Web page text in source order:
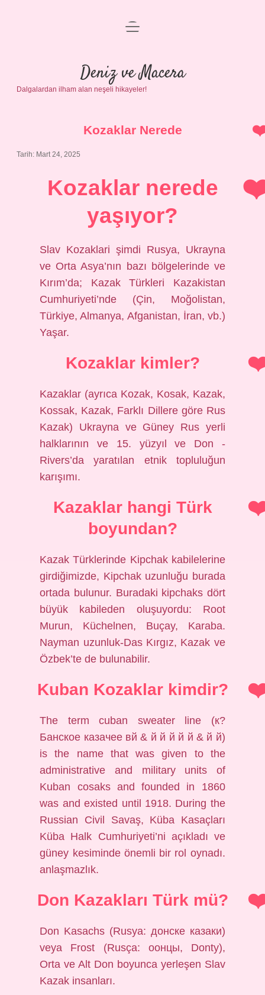
Anasayfa
Gizlilik Politikası
Yasal Uyarı
menüyü
Deniz ve Macera
Dalgalardan ilham alan neşeli hikayeler!
Kozaklar Nerede
Tarih: Mart 24, 2025
Kozaklar nerede
yaşıyor?
Slav Kozaklari şimdi Rusya, Ukrayna
ve Orta Asya’nın bazı bölgelerinde ve
Kırım’da; Kazak Türkleri Kazakistan
Cumhuriyeti’nde (Çin, Moğolistan,
Türkiye, Almanya, Afganistan, İran, vb.)
Yaşar.
Kozaklar kimler?
Kazaklar (ayrıca Kozak, Kosak, Kazak,
Kossak, Kazak, Farklı Dillere göre Rus
Kazak) Ukrayna ve Güney Rus yerli
halklarının ve 15. yüzyıl ve Don -
Rivers’da yaratılan etnik topluluğun
karışımı.
Kazaklar hangi Türk
boyundan?
Kazak Türklerinde Kipchak kabilelerine
girdiğimizde, Kipchak uzunluğu burada
ortada bulunur. Buradaki kipchaks dört
büyük kabileden oluşuyordu: Root
Murun, Küchelnen, Buçay, Karaba.
Nayman uzunluk-Das Kırgız, Kazak ve
Özbek’te de bulunabilir.
Kuban Kozaklar kimdir?
The term cuban sweater line (к?
Банское казачее вй & й й й й й & й й)
is the name that was given to the
administrative and military units of
Kuban cosaks and founded in 1860
was and existed until 1918. During the
Russian Civil Savaş, Küba Kasaçları
Küba Halk Cumhuriyeti’ni açıkladı ve
güney kesiminde önemli bir rol oynadı.
anlaşmazlık.
Don Kazakları Türk mü?
Don Kasachs (Rusya: донске казаки)
veya Frost (Rusça: оонцы, Donty),
Orta ve Alt Don boyunca yerleşen Slav
Kazak insanları.